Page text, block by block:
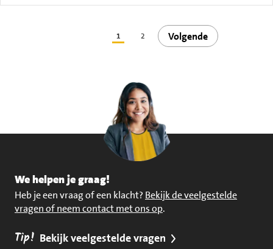
1 2 Volgende
We helpen je graag!
Heb je een vraag of een klacht? Bekijk de veelgestelde
vragen of neem contact met ons op.
Tip! Bekijk veelgestelde vragen